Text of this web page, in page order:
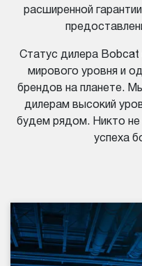
расширенной
Статус дилера Bobcat
мирового уровня и
брендов на планете.
дилерам высокий
будем рядом. Никто
успеха